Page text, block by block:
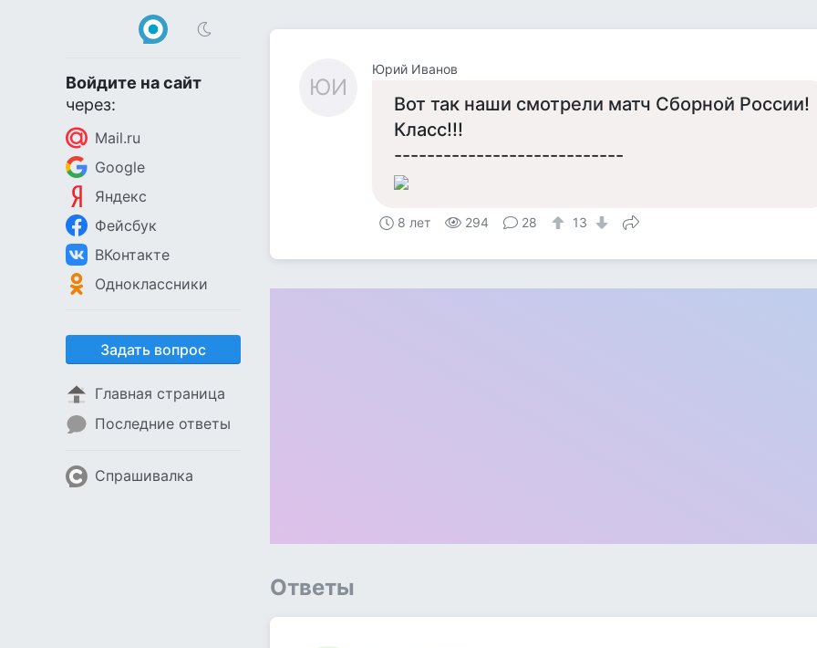
Войдите на сайт
через:
Mail.ru
Google
Яндекс
Фейсбук
ВКонтакте
Одноклассники
Задать вопрос
Главная страница
Последние ответы
Спрашивалка
ЮИ
Юрий Иванов
Вот так наши смотрели матч Сборной России!
Класс!!!
----------------------------
8 лет 294 28 13
Ответы